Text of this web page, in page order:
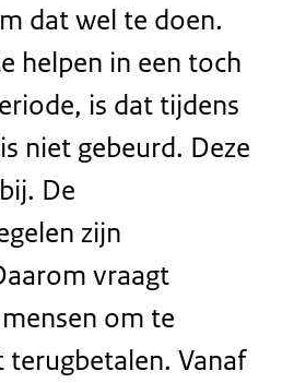
dat wel te doen.
helpen in een toch
is dat tijdens
niet gebeurd. Deze
De
zijn
vraagt
om te
terugbetalen. Vanaf